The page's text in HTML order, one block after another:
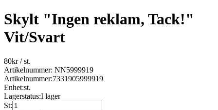
Skylt "Ingen reklam, Tack!"
Vit/Svart
80kr/ st.
Artikelnummer: NN5999919
Artikelnummer:7331905999919
Enhet:st.
Lagerstatus:I lager
St: